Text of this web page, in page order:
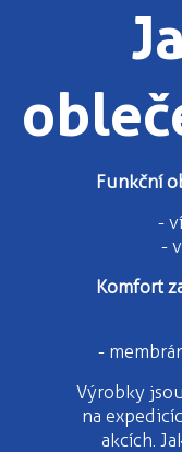
Funkční
-
-
Komfort
-
Výrobky
na
akcích.